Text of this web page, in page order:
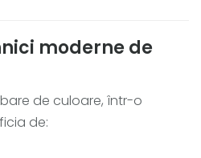
moderne de
de culoare, într-o
de: